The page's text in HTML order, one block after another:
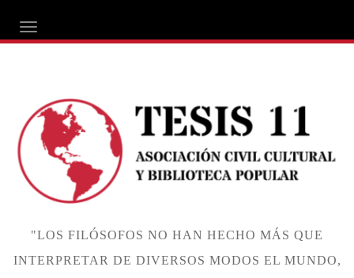
ALTERNAR NAVEGACIÓN
"LOS FILÓSOFOS NO HAN HECHO MÁS QUE
INTERPRETAR DE DIVERSOS MODOS EL MUNDO,